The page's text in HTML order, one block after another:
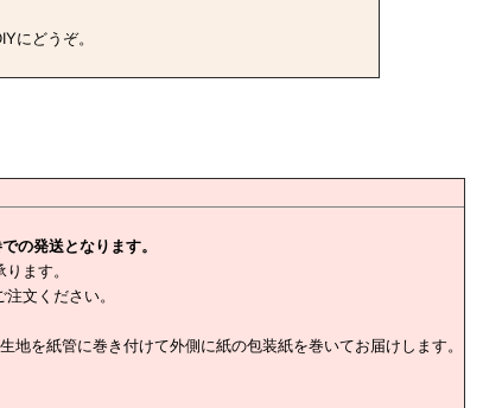
にどうぞ。
の発送となります。
ます。
注文ください。
を紙管に巻き付けて外側に紙の包装紙を巻いてお届けします。